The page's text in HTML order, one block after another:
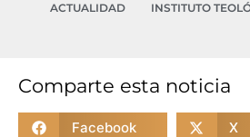
ACTUALIDAD INSTITUTO
Comparte esta noticia
Facebook X